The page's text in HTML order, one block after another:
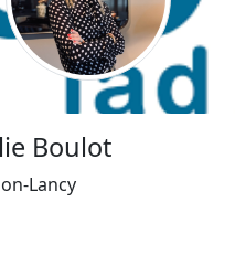
Boulot
Lancy